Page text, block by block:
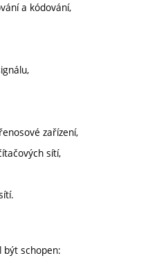
a kódování,
zařízení,
sítí,
být schopen: